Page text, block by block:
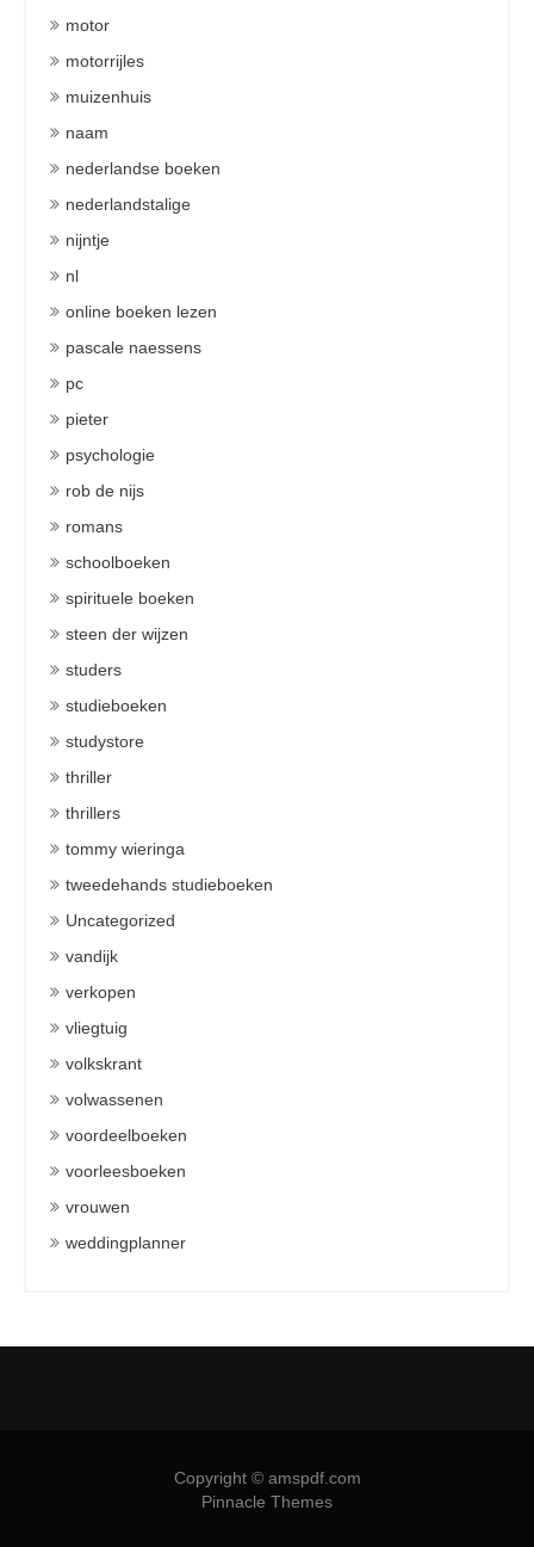
motor
motorrijles
muizenhuis
naam
nederlandse boeken
nederlandstalige
nijntje
nl
online boeken lezen
pascale naessens
pc
pieter
psychologie
rob de nijs
romans
schoolboeken
spirituele boeken
steen der wijzen
studers
studieboeken
studystore
thriller
thrillers
tommy wieringa
tweedehands studieboeken
Uncategorized
vandijk
verkopen
vliegtuig
volkskrant
volwassenen
voordeelboeken
voorleesboeken
vrouwen
weddingplanner
Copyright © amspdf.com
Pinnacle Themes